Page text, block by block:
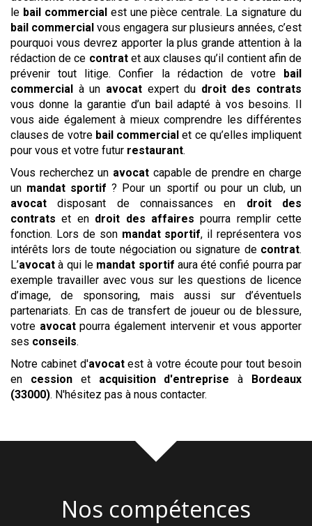
le bail commercial est une pièce centrale. La signature du
bail commercial vous engagera sur plusieurs années, c’est
pourquoi vous devrez apporter la plus grande attention à la
rédaction de ce contratet aux clauses qu’il contient afin de
prévenir tout litige. Confier la rédaction de votre
bail
commercial
à un avocatexpert du droit des contrats
vous donne la garantie d’un bail adapté à vos besoins. Il
vous aide également à mieux comprendre les différentes
clauses de votre bail commercial et ce qu’elles impliquent
pour vous et votre futur restaurant.
Vous recherchez un avocatcapable de prendre en charge
un mandat sportif ? Pour un sportif ou pour un club, un
avocat disposant de connaissances en droit des
contrats et en droit des affaires pourra remplir cette
fonction. Lors de son mandat sportif, il représentera vos
intérêts lors de toute négociation ou signature de contrat.
L’avocat à qui le mandat sportif aura été confié pourra par
exemple travailler avec vous sur les questions de licence
d’image, de sponsoring, mais aussi sur d’éventuels
partenariats. En cas de transfert de joueur ou de blessure,
votre avocatpourra également intervenir et vous apporter
ses conseils.
Notre cabinet d'avocatest à votre écoute pour tout besoin
en cession et acquisition d'entreprise à
Bordeaux
(33000). N'hésitez pas à nous contacter.
Nos compétences